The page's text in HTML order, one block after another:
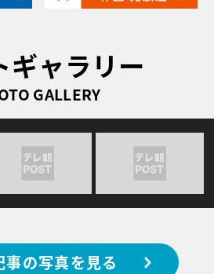
ギャラリー
GALLERY
事の写真を見る